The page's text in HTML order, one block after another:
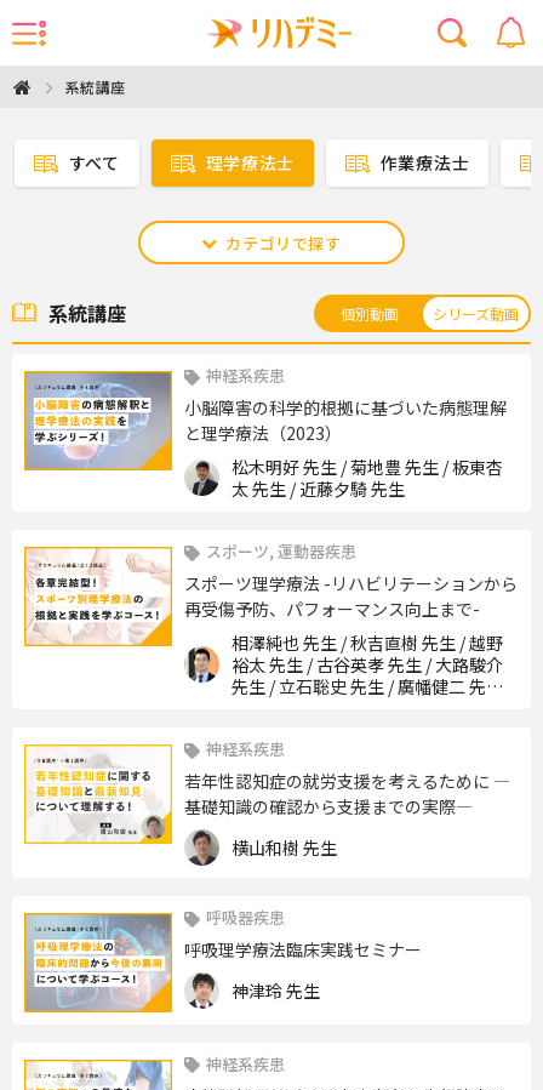
系統講座
すべて 理学療法士 作業療法士
カテゴリで探す
系統講座 個別動画 シリーズ動画
神経系疾患
小脳障害の科学的根拠に基づいた病態理解
と理学療法（2023）
松木明好 先生 / 菊地豊 先生 / 板東杏
太 先生 / 近藤夕騎 先生
スポーツ, 運動器疾患
スポーツ理学療法 -リハビリテーションから
再受傷予防、パフォーマンス向上まで-
相澤純也 先生 / 秋吉直樹 先生 / 越野
裕太 先生 / 古谷英孝 先生 / 大路駿介
先生 / 立石聡史 先生 / 廣幡健二 先生 /
生
神経系疾患
若年性認知症の就労支援を考えるために ―
基礎知識の確認から支援までの実際―
横山和樹 先生
呼吸器疾患
呼吸理学療法臨床実践セミナー
神津玲 先生
神経系疾患